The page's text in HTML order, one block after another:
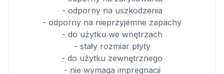
- odporny na uszkodzenia
- odporny na nieprzyjemne zapachy
- do użytku we wnętrzach
- stały rozmiar płyty
- do użytku zewnętrznego
- nie wymaga impregnacji